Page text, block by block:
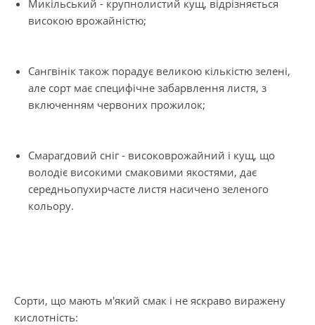
Микільський - крупнолистий кущ, відрізняється
високою врожайністю;
Сангвінік також порадує великою кількістю зелені,
але сорт має специфічне забарвлення листя, з
включенням червоних прожилок;
Смарагдовий сніг - високоврожайний і кущ, що
володіє високими смаковими якостями, дає
середньопухирчасте листя насичено зеленого
кольору.
Сорти, що мають м'який смак і не яскраво виражену
кислотність: